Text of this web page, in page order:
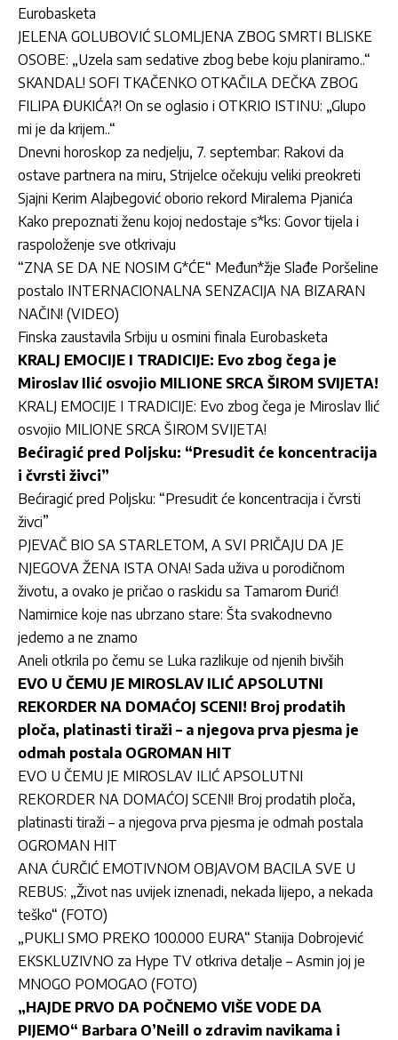
Eurobasketa
JELENA GOLUBOVIĆ SLOMLJENA ZBOG SMRTI BLISKE
OSOBE: „Uzela sam sedative zbog bebe koju planiramo..“
SKANDAL! SOFI TKAČENKO OTKAČILA DEČKA ZBOG
FILIPA ĐUKIĆA?! On se oglasio i OTKRIO ISTINU: „Glupo
mi je da krijem..“
Dnevni horoskop za nedjelju, 7. septembar: Rakovi da
ostave partnera na miru, Strijelce očekuju veliki preokreti
Sjajni Kerim Alajbegović oborio rekord Miralema Pjanića
Kako prepoznati ženu kojoj nedostaje s*ks: Govor tijela i
raspoloženje sve otkrivaju
“ZNA SE DA NE NOSIM G*ĆE“ Međun*žje Slađe Poršeline
postalo INTERNACIONALNA SENZACIJA NA BIZARAN
NAČIN! (VIDEO)
Finska zaustavila Srbiju u osmini finala Eurobasketa
KRALJ EMOCIJE I TRADICIJE: Evo zbog čega je
Miroslav Ilić osvojio MILIONE SRCA ŠIROM SVIJETA!
KRALJ EMOCIJE I TRADICIJE: Evo zbog čega je Miroslav Ilić
osvojio MILIONE SRCA ŠIROM SVIJETA!
Bećiragić pred Poljsku: “Presudit će koncentracija
i čvrsti živci”
Bećiragić pred Poljsku: “Presudit će koncentracija i čvrsti
živci”
PJEVAČ BIO SA STARLETOM, A SVI PRIČAJU DA JE
NJEGOVA ŽENA ISTA ONA! Sada uživa u porodičnom
životu, a ovako je pričao o raskidu sa Tamarom Đurić!
Namirnice koje nas ubrzano stare: Šta svakodnevno
jedemo a ne znamo
Aneli otkrila po čemu se Luka razlikuje od njenih bivših
EVO U ČEMU JE MIROSLAV ILIĆ APSOLUTNI
REKORDER NA DOMAĆOJ SCENI! Broj prodatih
ploča, platinasti tiraži – a njegova prva pjesma je
odmah postala OGROMAN HIT
EVO U ČEMU JE MIROSLAV ILIĆ APSOLUTNI
REKORDER NA DOMAĆOJ SCENI! Broj prodatih ploča,
platinasti tiraži – a njegova prva pjesma je odmah postala
OGROMAN HIT
ANA ĆURČIĆ EMOTIVNOM OBJAVOM BACILA SVE U
REBUS: „Život nas uvijek iznenadi, nekada lijepo, a nekada
teško“ (FOTO)
„PUKLI SMO PREKO 100.000 EURA“ Stanija Dobrojević
EKSKLUZIVNO za Hype TV otkriva detalje – Asmin joj je
MNOGO POMOGAO (FOTO)
„HAJDE PRVO DA POČNEMO VIŠE VODE DA
PIJEMO“ Barbara O’Neill o zdravim navikama i